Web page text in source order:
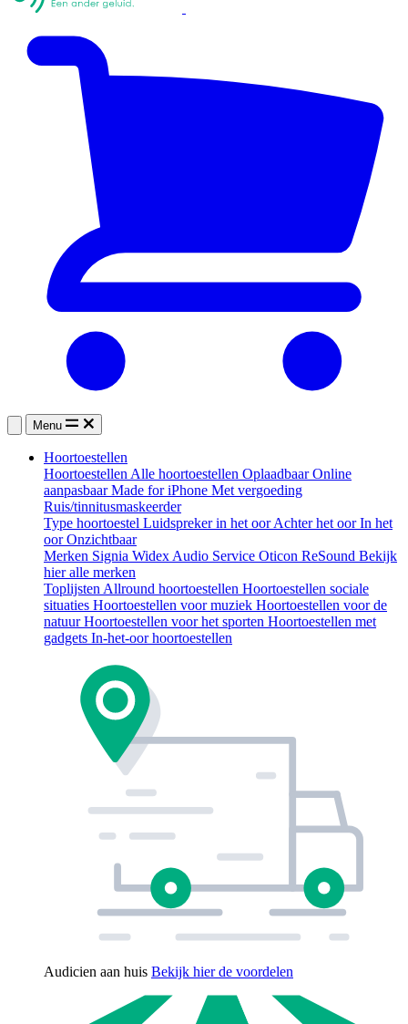
Menu
Hoortoestellen
HoortoestellenAlle hoortoestellen OplaadbaarOnline
aanpasbaarMade for iPhone Met vergoeding
Ruis/tinnitusmaskeerder
Type hoortoestel Luidspreker in het oorAchter het oorIn het
oorOnzichtbaar
Merken Signia WidexAudio Service Oticon ReSound Bekijk
hier alle merken
ToplijstenAllround hoortoestellen Hoortoestellen sociale
situaties Hoortoestellen voor muziek Hoortoestellen voor de
natuurHoortoestellen voor het sporten Hoortoestellen met
gadgets In-het-oor hoortoestellen
Audicien aan huis Bekijk hier de voordelen